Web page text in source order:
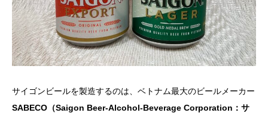
サイゴンビールを製造するのは、ベトナム最大のビールメーカー
SABECO（Saigon Beer-Alcohol-Beverage Corporation：サ